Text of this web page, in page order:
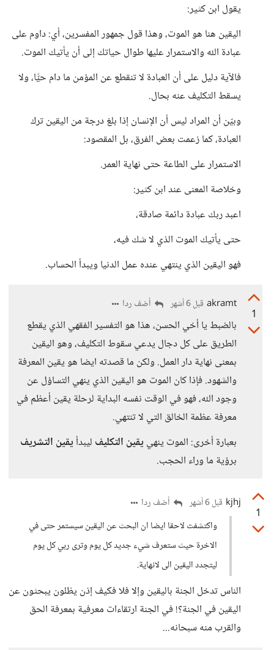
يقول ابن كثير:
اليقين هنا هو الموت، وهذا قول جمهور المفسرين، أي: داوم على
عبادة الله والاستمرار عليها طوال حياتك إلى أن يأتيك الموت.
فالآية دليل على أن العبادة لا تنقطع عن المؤمن ما دام حيًّا، ولا
يسقط التكليف عنه بحال.
وبيّن أن المراد ليس أن الإنسان إذا بلغ درجة من اليقين ترك
العبادة، كما زعمت بعض الفرق، بل المقصود:
الاستمرار على الطاعة حتى نهاية العمر.
وخلاصة المعنى عند ابن كثير:
اعبد ربك عبادة دائمة صادقة،
حتى يأتيك الموت الذي لا شك فيه،
فهو اليقين الذي ينتهي عنده عمل الدنيا ويبدأ الحساب.
1
akramt قبل 6 أشهر أضف ردا
بالضبط يا أخي الحسن، هذا هو التفسير الفقهي الذي يقطع
الطريق على كل دجال يدعي سقوط التكليف، وهو اليقين
بمعنى نهاية دار العمل. ولكن ما قصدته ايضا هو يقين المعرفة
والشهود. فإذا كان الموت هو اليقين الذي ينهي التساؤل عن
وجود الله، فهو في الوقت نفسه البداية لرحلة يقين أعظم في
معرفة عظمة الخالق التي لا تنتهي.
بعبارة أخرى: الموت ينهي يقين التكليف ليبدأ يقين التشريف
برؤية ما وراء الحجب.
1
kjhj قبل 6 أشهر
أضف ردا
واكتشفت لاحقا ايضا ان البحث عن اليقين سيستمر حتى في
الاخرة حيث ستعرف شيء جديد كل يوم وترى ربي كل يوم
ليتجدد اليقين الى لانهاية.
الناس تدخل الجنة باليقين وإلا فلا فكيف إذن يظلون يبحثون عن
اليقين في الجنة؟! في الجنة ارتقاءات معرفية بمعرفة الحق
والقرب منه سبحانه...